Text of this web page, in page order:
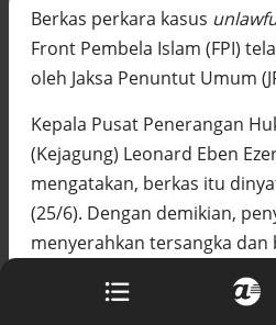
Berkas perkara kasus
Front Pembela Islam (FPI)
oleh Jaksa Penuntut Umum
Kepala Pusat Penerangan
(Kejagung) Leonard Eben
mengatakan, berkas itu
(25/6). Dengan demikian,
menyerahkan tersangka dan
DPR minta
laut diproses
Alinea.id -
Mungkinkah
di Pilpres
Alinea.id -
Pemprov Sultra
imbau
Alinea.id -